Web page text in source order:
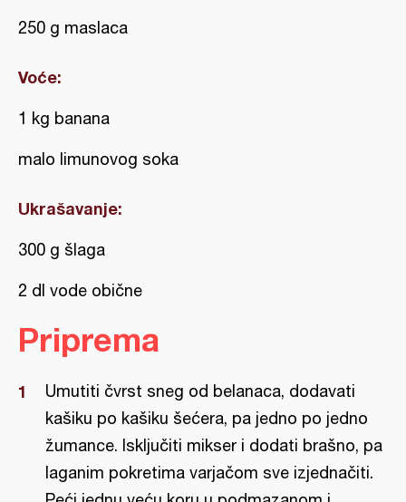
250 g maslaca
Voće:
1 kg banana
malo limunovog soka
Ukrašavanje:
300 g šlaga
2 dl vode obične
Priprema
Umutiti čvrst sneg od belanaca, dodavati
kašiku po kašiku šećera, pa jedno po jedno
žumance. Isključiti mikser i dodati brašno, pa
laganim pokretima varjačom sve izjednačiti.